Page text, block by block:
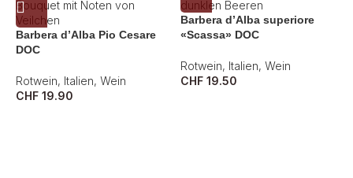
Barbera d’Alba Pio Cesare
DOC
Rotwein, Italien, Wein
CHF 19.90
Barbera d’Alba superiore
«Scassa» DOC
Rotwein, Italien, Wein
CHF 19.50